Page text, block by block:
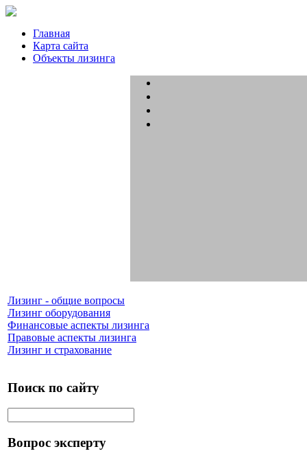
Главная
Карта сайта
Объекты лизинга
Лизинг - общие вопросы
Лизинг оборудования
Финансовые аспекты лизинга
Правовые аспекты лизинга
Лизинг и страхование
Поиск по сайту
Вопрос эксперту